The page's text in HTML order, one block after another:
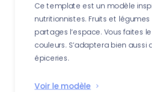
Ce template est un modèle
nutritionnistes. Fruits et légumes
partages l’espace. Vous faites
couleurs. S’adaptera bien aussi
épiceries.
Voir le modèle